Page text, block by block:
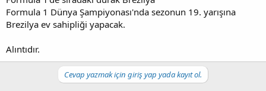
a
t
n
t
a
r
i
Formula 1 Dünya Şampiyonası'nda sezonun 19. yarışına
Brezilya ev sahipliği yapacak.
Alıntıdır.
Cevap yazmak için giriş yap yada kayıt ol.